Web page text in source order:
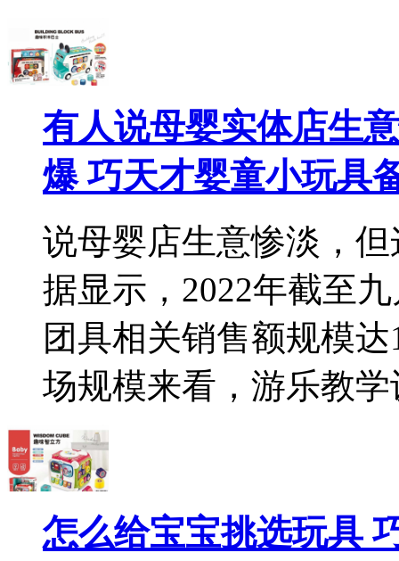
有人说母婴实体店生
爆 巧天才婴童小玩具
说母婴店生意惨淡，
据显示，2022年截至
团具相关销售额规模
场规模来看，游乐教
怎么给宝宝挑选玩具